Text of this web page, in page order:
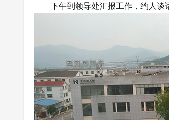
下午到领导处汇报工作，约人谈话